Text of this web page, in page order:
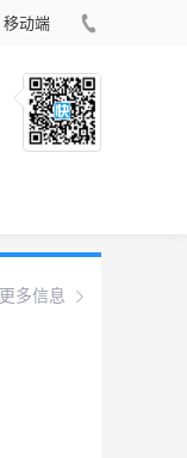
移动端
更多信息